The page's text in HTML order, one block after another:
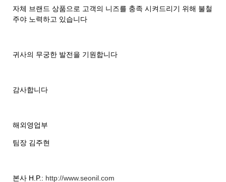
자체 브랜드 상품으로 고객의 니즈를 충족 시켜드리기 위해 불철
주야 노력하고 있습니다
귀사의 무궁한 발전을 기원합니다
감사합니다
해외영업부
팀장 김주현
본사 H.P.: http://www.seonil.com